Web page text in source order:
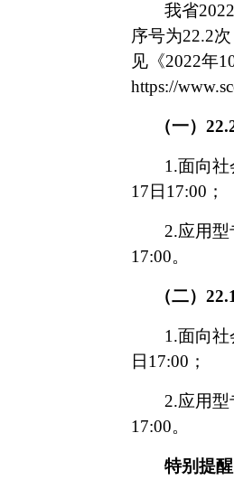
我省
序号为22.2
见《2022年
https://
（一）
1.面向
17日17:00；
2.应用
17:00。
（二）
1.面向
日17:00；
2.应用
17:00。
特别提醒